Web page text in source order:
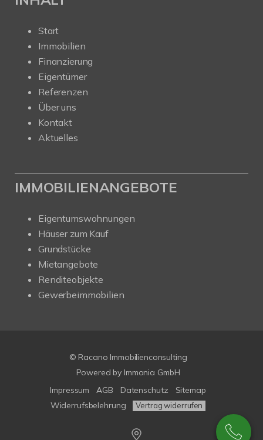
Start
Immobilien
Finanzierung
Eigentümer
Referenzen
Über uns
Kontakt
Aktuelles
IMMOBILIENANGEBOTE
Eigentumswohnungen
Häuser zum Kauf
Grundstücke
Mietangebote
Renditeobjekte
Gewerbeimmobilien
© Racano Immobilienconsulting
Powered by Immonia GmbH
Impressum
AGB Datenschutz
Sitemap
Widerrufsbelehrung
Vertrag widerrufen